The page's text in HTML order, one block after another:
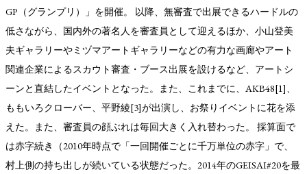
GP（グランプリ）」を開催。 以降、無審査で出展できるハードルの
低さながら、国内外の著名人を審査員として迎えるほか、小山登美
夫ギャラリーやミヅマアートギャラリーなどの有力な画廊やアート
関連企業によるスカウト審査・ブース出展を設けるなど、アートシ
ーンと直結したイベントとなった。また、これまでに、AKB48[1]、
ももいろクローバー、平野綾[3]が出演し、お祭りイベントに花を添
えた。また、審査員の顔ぶれは毎回大きく入れ替わった。 採算面で
は赤字続き（2010年時点で「一回開催ごとに千万単位の赤字」で、
村上側の持ち出しが続いている状態だった。2014年のGEISAI#20を最